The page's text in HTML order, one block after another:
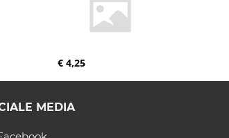
€ 4,25
MEDIA